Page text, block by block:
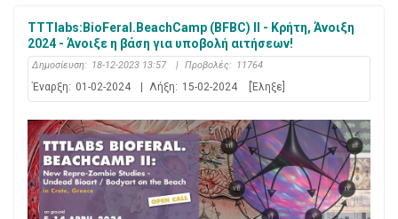
TTTlabs:BioFeral.BeachCamp (BFBC) II - Κρήτη, Άνοιξη
2024 - Άνοιξε η βάση για υποβολή αιτήσεων!
Δημοσίευση: 18-12-2023 13:57 | Προβολές: 11764
Έναρξη: 01-02-2024 | Λήξη: 15-02-2024 [Έληξε]